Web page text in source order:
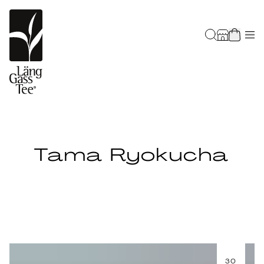
Tama Ryokucha
30